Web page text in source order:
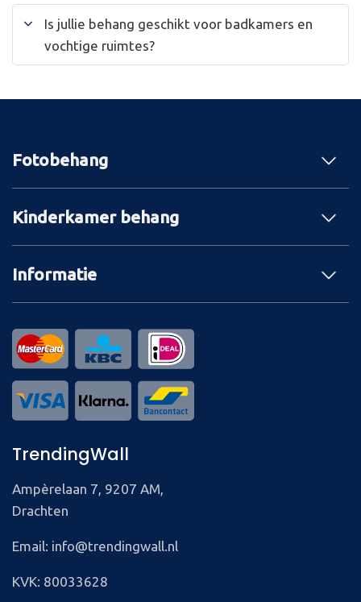
Is jullie behang geschikt voor badkamers en
vochtige ruimtes?
Fotobehang
Kinderkamer behang
Informatie
TrendingWall
Ampèrelaan 7, 9207 AM,
Drachten
Email: info@trendingwall.nl
KVK: 80033628